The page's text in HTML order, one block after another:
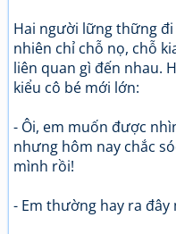
Hai người lững thững
nhiên chỉ chỗ nọ, chỗ
liên quan gì đến nhau.
kiểu cô bé mới lớn:
- Ôi, em muốn được
nhưng hôm nay chắc
mình rồi!
- Em thường hay ra đây